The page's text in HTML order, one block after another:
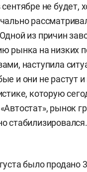
не будет,
из причин
рынка на низких
наступила
и они не растут
которую
«Автостат», рынок
стабилизировался.
было продано